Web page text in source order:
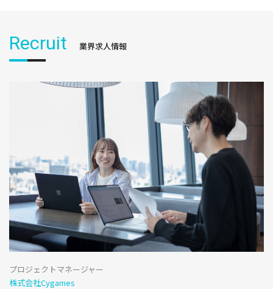
Recruit 業界求人情報
プロジェクトマネージャー
株式会社Cygames